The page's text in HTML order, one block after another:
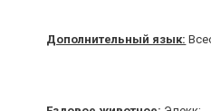
Дополнительный язык: